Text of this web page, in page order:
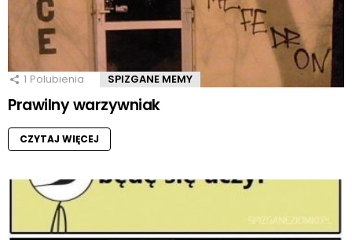
1 Polubienia SPIZGANE MEMY
Prawilny warzywniak
CZYTAJ WIĘCEJ